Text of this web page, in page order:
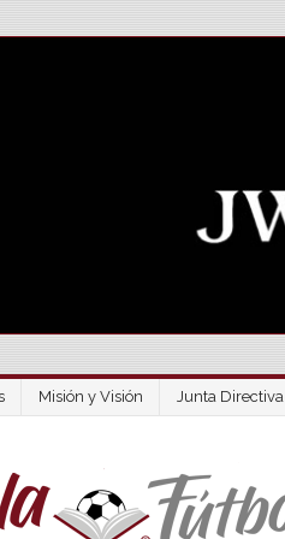
Misión y Visión Junta Directiva